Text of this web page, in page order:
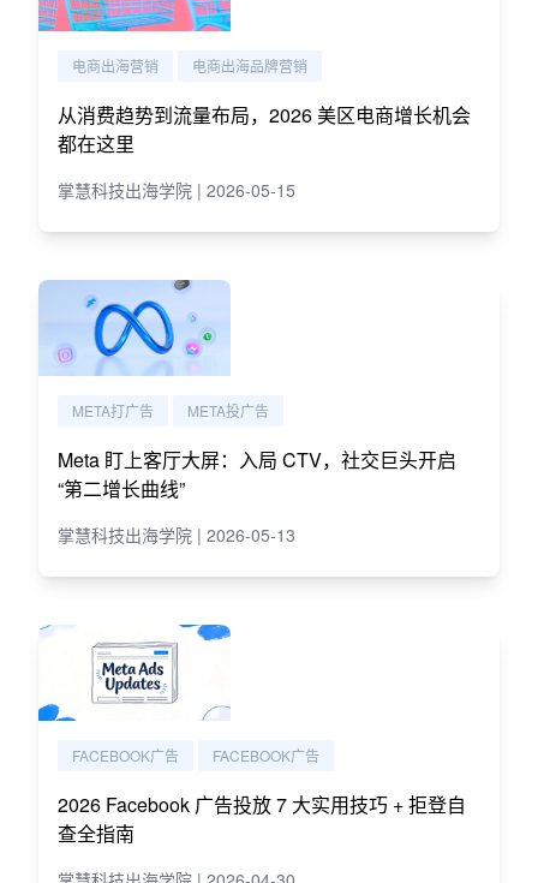
电商出海营销 电商出海品牌营销
从消费趋势到流量布局，2026 美区电商增长机会
都在这里
掌慧科技出海学院 | 2026-05-15
META打广告 META投广告
Meta 盯上客厅大屏：入局 CTV，社交巨头开启
“第二增长曲线”
掌慧科技出海学院 | 2026-05-13
FACEBOOK广告 FACEBOOK广告
2026 Facebook 广告投放 7 大实用技巧 + 拒登自
查全指南